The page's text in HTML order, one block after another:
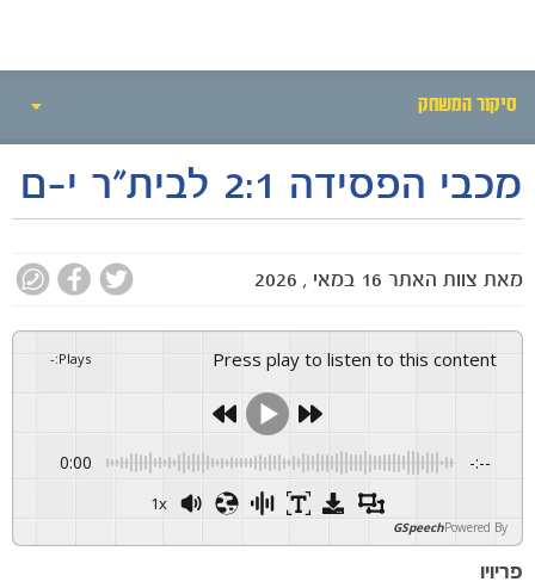
סיקור המשחק
אירועי המשחק
הרכבים
מכבי הפסידה 2:1 לבית"ר י-ם
מאת צוות האתר 16 במאי , 2026
Press play to listen to this content
Plays
:
-
0:00 -:--
1x
Powered By
GSpeech
פריויו